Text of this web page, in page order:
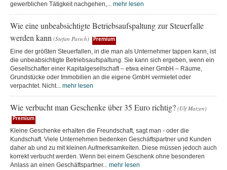
gewerblichen Tätigkeit nachgehen,... mehr lesen
Wie eine unbeabsichtigte Betriebsaufspaltung zur Steuerfalle
werden kann (Stefan Parsch) Premium
Eine der größten Steuerfallen, in die man als Unternehmer tappen kann, ist
die unbeabsichtigte Betriebsaufspaltung. Sie kann sich ergeben, wenn ein
Gesellschafter einer Kapitalgesellschaft – etwa einer GmbH – Räume,
Grundstücke oder Immobilien an die eigene GmbH vermietet oder
verpachtet. Nicht... mehr lesen
Wie verbucht man Geschenke über 35 Euro richtig? (Ulf Matzen)
Premium
Kleine Geschenke erhalten die Freundschaft, sagt man - oder die
Kundschaft. Viele Unternehmen bedenken Geschäftspartner und Kunden
daher ab und zu mit kleinen Aufmerksamkeiten. Diese müssen jedoch auch
korrekt verbucht werden. Wenn bei einem Geschenk ohne besonderen
Anlass an einen Geschäftspartner... mehr lesen